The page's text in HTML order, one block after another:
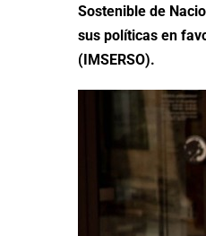
Sostenible de
sus políticas en
(IMSERSO).